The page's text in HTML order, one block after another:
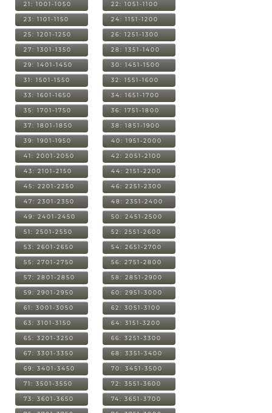
21: 1001-1050 22: 1051-1100
23: 1101-1150 24: 1151-1200
25: 1201-1250 26: 1251-1300
27: 1301-1350 28: 1351-1400
29: 1401-1450 30: 1451-1500
31: 1501-1550 32: 1551-1600
33: 1601-1650 34: 1651-1700
35: 1701-1750 36: 1751-1800
37: 1801-1850 38: 1851-1900
39: 1901-1950 40: 1951-2000
41: 2001-2050 42: 2051-2100
43: 2101-2150 44: 2151-2200
45: 2201-2250 46: 2251-2300
47: 2301-2350 48: 2351-2400
49: 2401-2450 50: 2451-2500
51: 2501-2550 52: 2551-2600
53: 2601-2650 54: 2651-2700
55: 2701-2750 56: 2751-2800
57: 2801-2850 58: 2851-2900
59: 2901-2950 60: 2951-3000
61: 3001-3050 62: 3051-3100
63: 3101-3150 64: 3151-3200
65: 3201-3250 66: 3251-3300
67: 3301-3350 68: 3351-3400
69: 3401-3450 70: 3451-3500
71: 3501-3550 72: 3551-3600
73: 3601-3650 74: 3651-3700